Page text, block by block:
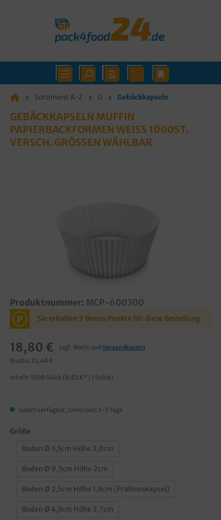
Sortiment A-Z G Gebäckkapseln
GEBÄCKKAPSELN MUFFIN
PAPIERBACKFORMEN WEISS 1000ST. V
ERSCH. GRÖSSEN WÄHLBAR
Produktnummer: MCP-600300
P Sie erhalten 9 Bonus Punkte für diese Bestellung
18,80 € zzgl. MwSt und Versandkosten
Brutto: 22,40 €
Inhalt: 1000 Stück (0,02 €* / 1 Stück)
Sofort verfügbar, Lieferzeit: 1-3 Tage
Größe
Boden Ø 3,5cm Höhe 2,0cm
Boden Ø 9,5cm Höhe 2cm
Boden Ø 2,5cm Höhe 1,8cm (Pralinenkapsel)
Boden Ø 4,5cm Höhe 2,7cm